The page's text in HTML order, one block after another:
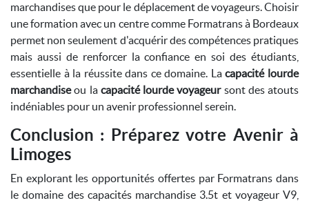
marchandises que pour le déplacement de voyageurs. Choisir
une formation avec un centre comme Formatrans à Bordeaux
permet non seulement d'acquérir des compétences pratiques
mais aussi de renforcer la confiance en soi des étudiants,
essentielle à la réussite dans ce domaine. Lacapacité lourde
marchandiseou la capacité lourde voyageursont des atouts
indéniables pour un avenir professionnel serein.
Conclusion : Préparez votre Avenir à
Limoges
En explorant les opportunités offertes par Formatrans dans
le domaine des capacités marchandise 3.5t et voyageur V9,